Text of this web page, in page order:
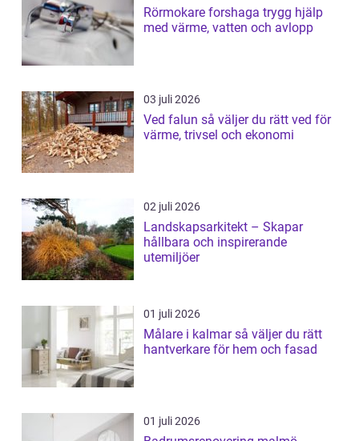
Rörmokare forshaga trygg hjälp
med värme, vatten och avlopp
03 juli 2026
Ved falun så väljer du rätt ved för
värme, trivsel och ekonomi
02 juli 2026
Landskapsarkitekt – Skapar
hållbara och inspirerande
utemiljöer
01 juli 2026
Målare i kalmar så väljer du rätt
hantverkare för hem och fasad
01 juli 2026